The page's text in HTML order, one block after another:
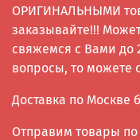
ОРИГИНАЛЬНЫМИ
заказывайте!!!
свяжемся с Вами до
вопросы, то можете
Доставка по Москве
Отправим товары по